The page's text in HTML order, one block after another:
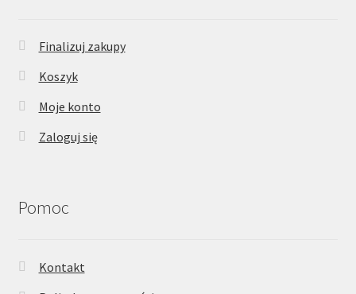
Finalizuj zakupy
Koszyk
Moje konto
Zaloguj się
Pomoc
Kontakt